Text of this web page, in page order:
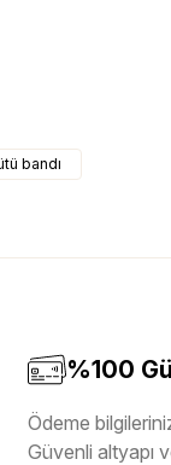
bandı
%100
Ödeme
Güvenli altyapı